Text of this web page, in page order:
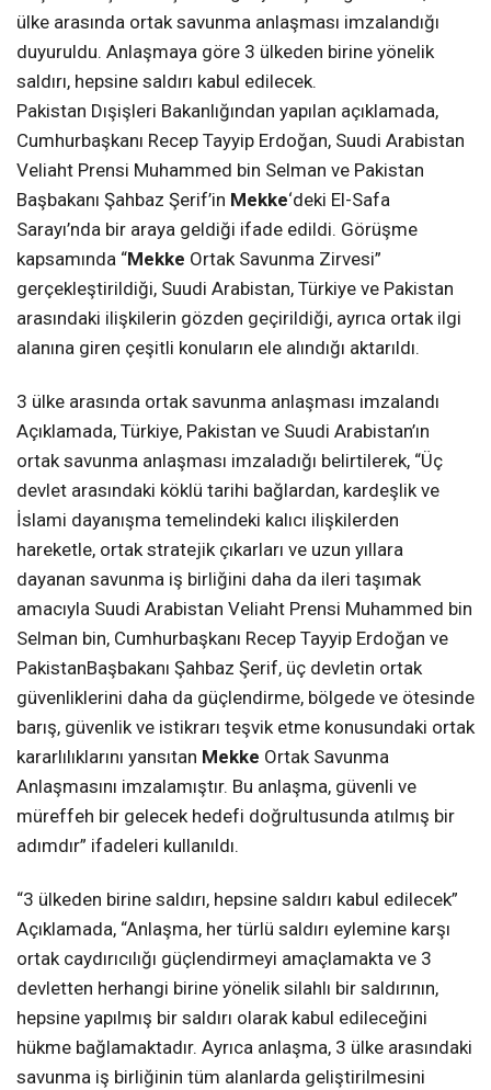
ülke arasında ortak savunma anlaşması imzalandığı
duyuruldu. Anlaşmaya göre 3 ülkeden birine yönelik
saldırı, hepsine saldırı kabul edilecek.
Pakistan Dışişleri Bakanlığından yapılan açıklamada,
Cumhurbaşkanı Recep Tayyip Erdoğan, Suudi Arabistan
Veliaht Prensi Muhammed bin Selman ve Pakistan
Başbakanı Şahbaz Şerif’in Mekke‘deki El-Safa
Sarayı’nda bir araya geldiği ifade edildi. Görüşme
kapsamında “Mekke Ortak Savunma Zirvesi”
gerçekleştirildiği, Suudi Arabistan, Türkiye ve Pakistan
arasındaki ilişkilerin gözden geçirildiği, ayrıca ortak ilgi
alanına giren çeşitli konuların ele alındığı aktarıldı.
3 ülke arasında ortak savunma anlaşması imzalandı
Açıklamada, Türkiye, Pakistan ve Suudi Arabistan’ın
ortak savunma anlaşması imzaladığı belirtilerek, “Üç
devlet arasındaki köklü tarihi bağlardan, kardeşlik ve
İslami dayanışma temelindeki kalıcı ilişkilerden
hareketle, ortak stratejik çıkarları ve uzun yıllara
dayanan savunma iş birliğini daha da ileri taşımak
amacıyla Suudi Arabistan Veliaht Prensi Muhammed bin
Selman bin, Cumhurbaşkanı Recep Tayyip Erdoğan ve
PakistanBaşbakanı Şahbaz Şerif, üç devletin ortak
güvenliklerini daha da güçlendirme, bölgede ve ötesinde
barış, güvenlik ve istikrarı teşvik etme konusundaki ortak
kararlılıklarını yansıtan Mekke Ortak Savunma
Anlaşmasını imzalamıştır. Bu anlaşma, güvenli ve
müreffeh bir gelecek hedefi doğrultusunda atılmış bir
adımdır” ifadeleri kullanıldı.
“3 ülkeden birine saldırı, hepsine saldırı kabul edilecek”
Açıklamada, “Anlaşma, her türlü saldırı eylemine karşı
ortak caydırıcılığı güçlendirmeyi amaçlamakta ve 3
devletten herhangi birine yönelik silahlı bir saldırının,
hepsine yapılmış bir saldırı olarak kabul edileceğini
hükme bağlamaktadır. Ayrıca anlaşma, 3 ülke arasındaki
savunma iş birliğinin tüm alanlarda geliştirilmesini